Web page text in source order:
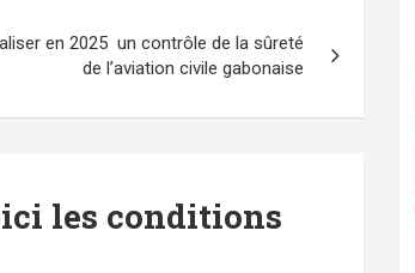
en 2025 un contrôle de la sûreté
de l’aviation civile gabonaise
les conditions